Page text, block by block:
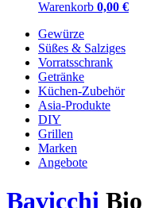
Warenkorb 0,00 €
Gewürze
Süßes & Salziges
Vorratsschrank
Getränke
Küchen-Zubehör
Asia-Produkte
DIY
Grillen
Marken
Angebote
Bavicchi